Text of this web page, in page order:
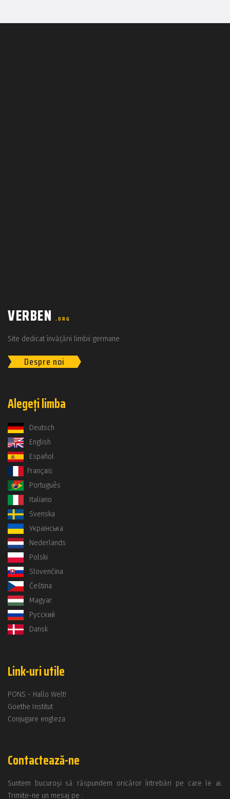
VERBEN .ORG
Site dedicat învățării limbii germane
Despre noi
Alegeți limba
Deutsch
English
Español
Français
Português
Italiano
Svenska
Українська
Nederlands
Polski
Slovenčina
Čeština
Magyar
Русский
Dansk
Link-uri utile
PONS - Hallo Welt!
Goethe Institut
Conjugare engleza
Contactează-ne
Suntem bucuroși să răspundem oricăror întrebări pe care le ai.
Trimite-ne un mesaj pe :